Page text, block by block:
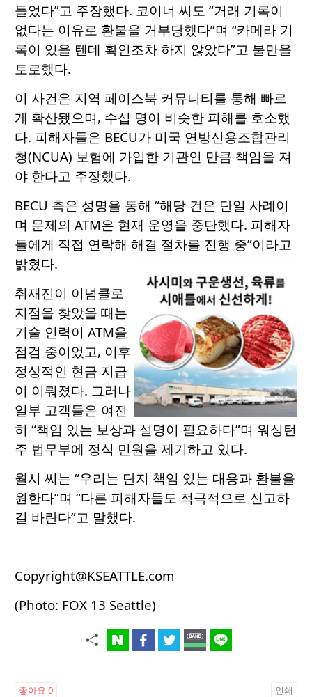
들었다”고 주장했다. 코이너 씨도 “거래 기록이
없다는 이유로 환불을 거부당했다”며 “카메라 기
록이 있을 텐데 확인조차 하지 않았다”고 불만을
토로했다.
이 사건은 지역 페이스북 커뮤니티를 통해 빠르
게 확산됐으며, 수십 명이 비슷한 피해를 호소했
다. 피해자들은 BECU가 미국 연방신용조합관리
청(NCUA) 보험에 가입한 기관인 만큼 책임을 져
야 한다고 주장했다.
BECU 측은 성명을 통해 “해당 건은 단일 사례이
며 문제의 ATM은 현재 운영을 중단했다. 피해자
들에게 직접 연락해 해결 절차를 진행 중”이라고
밝혔다.
취재진이 이넘클로
지점을 찾았을 때는
기술 인력이 ATM을
점검 중이었고, 이후
정상적인 현금 지급
이 이뤄졌다. 그러나
일부 고객들은 여전
히 “책임 있는 보상과 설명이 필요하다”며 워싱턴
주 법무부에 정식 민원을 제기하고 있다.
월시 씨는 “우리는 단지 책임 있는 대응과 환불을
원한다”며 “다른 피해자들도 적극적으로 신고하
길 바란다”고 말했다.
Copyright@KSEATTLE.com
(Photo: FOX 13 Seattle)
좋아요 0 인쇄